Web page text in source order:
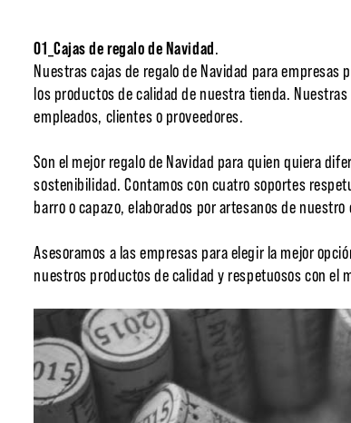
01_Cajas de regalo de Navidad.
Nuestras cajas de regalo de Navidad para
los productos de calidad de nuestra tienda.
empleados, clientes o proveedores.
Son el mejor regalo de Navidad para quien quiera
sostenibilidad. Contamos con cuatro soportes
barro o capazo, elaborados por artesanos de
Asesoramos a las empresas para elegir la mejor
nuestros productos de calidad y respetuosos con el